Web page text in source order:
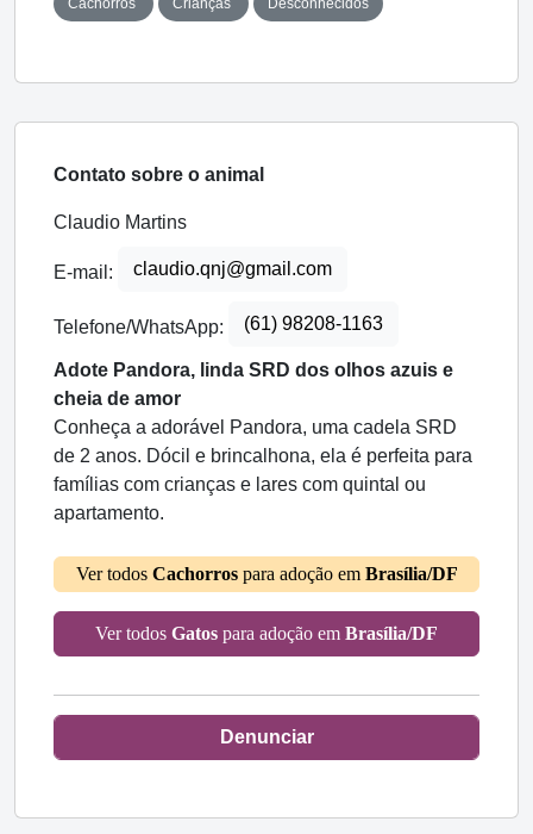
Contato sobre o animal
Claudio Martins
E-mail: claudio.qnj@gmail.com
Telefone/WhatsApp: (61) 98208-1163
Adote Pandora, linda SRD dos olhos azuis e
cheia de amor
Conheça a adorável Pandora, uma cadela SRD
de 2 anos. Dócil e brincalhona, ela é perfeita para
famílias com crianças e lares com quintal ou
apartamento.
Ver todos Cachorrospara adoção em Brasília/DF
Ver todos Gatos para adoção em Brasília/DF
Denunciar